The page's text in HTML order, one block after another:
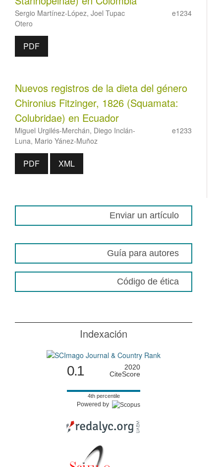
Sergio Martínez-López, Joel Tupac
Otero
e1234
PDF
Nuevos registros de la dieta del género
Chironius Fitzinger, 1826 (Squamata:
Colubridae) en Ecuador
Miguel Urgilés-Merchán, Diego Inclán-
Luna, Mario Yánez-Muñoz
e1233
PDF XML
Enviar un artículo
Guía para autores
Código de ética
Indexación
0.1
2020
CiteScore
4th percentile
Powered by